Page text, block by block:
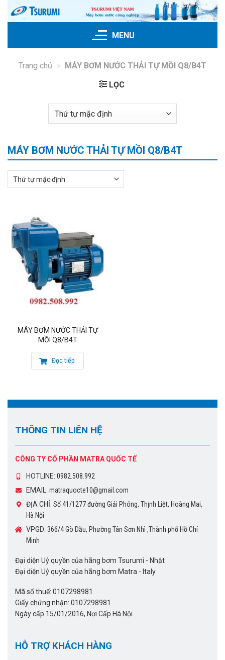
qua
MENU
Trang chủ » MÁY BƠM NƯỚC THẢI TỰ MỒI Q8/B4T
LỌC
MÁY BƠM NƯỚC THẢI TỰ MỒI Q8/B4T
MÁY BƠM NƯỚC THẢI TỰ
MỒI Q8/B4T
Đọc tiếp
THÔNG TIN LIÊN HỆ
CÔNG TY CỔ PHẦN MATRA QUỐC TẾ
HOTLINE: 0982.508.992
EMAIL: matraquocte10@gmail.com
ĐỊA CHỈ: Số 41/1277 đường Giải Phóng, Thịnh Liệt, Hoàng Mai,
Hà Nội
VPGD: 366/4 Gò Dầu, Phường Tân Sơn Nhì ,Thành phố Hồ Chí
Minh
Đại diện Uỷ quyền của hãng bơm Tsurumi - Nhật
Đại diện Uỷ quyền của hãng bơm Matra - Italy
Mã số thuế: 0107298981
Giấy chứng nhận: 0107298981
Ngày cấp 15/01/2016, Nơi Cấp Hà Nội
HỖ TRỢ KHÁCH HÀNG